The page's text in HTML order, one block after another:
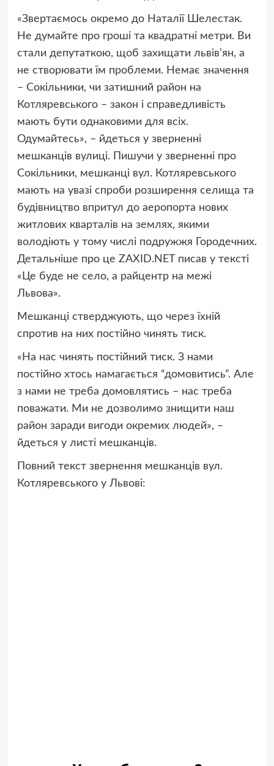
«Звертаємось окремо до Наталії Шелестак.
Не думайте про гроші та квадратні метри. Ви
стали депутаткою, щоб захищати львів’ян, а
не створювати їм проблеми. Немає значення
– Сокільники, чи затишний район на
Котляревського – закон і справедливість
мають бути однаковими для всіх.
Одумайтесь», – йдеться у зверненні
мешканців вулиці. Пишучи у зверненні про
Сокільники, мешканці вул. Котляревського
мають на увазі спроби розширення селища та
будівництво впритул до аеропорта нових
житлових кварталів на землях, якими
володіють у тому числі подружжя Городечних.
Детальніше про це ZAXID.NET писав у тексті
«Це буде не село, а райцентр на межі
Львова».
Мешканці стверджують, що через їхній
спротив на них постійно чинять тиск.
«На нас чинять постійний тиск. З нами
постійно хтось намагається “домовитись”. Але
з нами не треба домовлятись – нас треба
поважати. Ми не дозволимо знищити наш
район заради вигоди окремих людей», –
йдеться у листі мешканців.
Повний текст звернення мешканців вул.
Котляревського у Львові: